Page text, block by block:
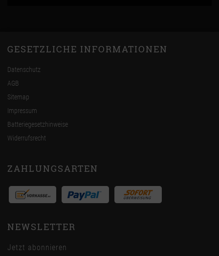
GESETZLICHE INFORMATIONEN
Datenschutz
AGB
Sitemap
Impressum
Batteriegesetzhinweise
Widerrufsrecht
ZAHLUNGSARTEN
NEWSLETTER
Jetzt abonnieren